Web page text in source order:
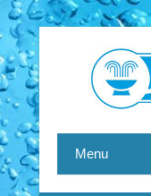
ARIVA
Menu